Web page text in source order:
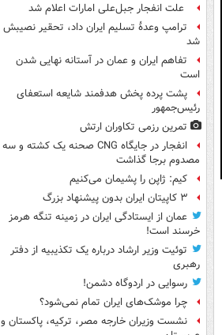
علت انفجار جبل‌علی امارات اعلام شد
ترامپ وعدۀ تسلیم ایران داد، تحقیر نصیبش
شد
تفاهم ایران و عمان در آستانه نهایی شدن
است
پشت پرده پخش هدفمند شایعه استعفای
رئیس‌جمهور
تمرین رزمی تکاوران ارتش
انفجار در جایگاه CNG صحنه یک کشته و سه
مصدوم برجا گذاشت
کیم: ژاپن را پشیمان می‌کنیم
۳ کاپیتان ایران بدون پیشنهاد بزرگ
عمان از ایستادگی ایران در زمینه تنگه هرمز
خرسند است!
توئیت وزیر ارشاد درباره یک تکذیبیه از دفتر
رهبری
رسوایی در اردوگاه دشمن!
چرا موشک‌های ایران تمام نمی‌شود؟
نشست وزیران خارجه مصر، ترکیه، پاکستان و